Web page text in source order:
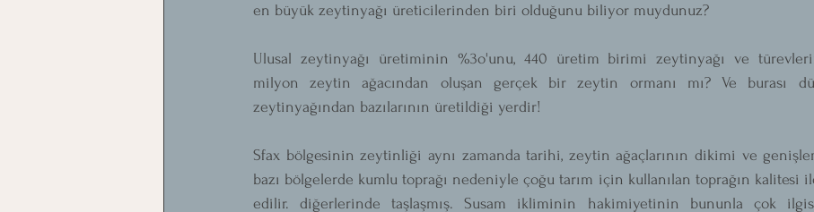
en büyük zeytinyağı üreticilerinden biri olduğunu biliyor muydunuz?
Ulusal zeytinyağı üretiminin %3o'unu, 440 üretim birimi zeytinyağı ve
milyon zeytin ağacından oluşan gerçek bir zeytin ormanı mı? Ve burası
zeytinyağından bazılarının üretildiği yerdir!
Sfax bölgesinin zeytinliği aynı zamanda tarihi, zeytin ağaçlarının dikimi ve
bazı bölgelerde kumlu toprağı nedeniyle çoğu tarım için kullanılan toprağın kalitesi
edilir. diğerlerinde taşlaşmış. Susam ikliminin hakimiyetinin bununla çok